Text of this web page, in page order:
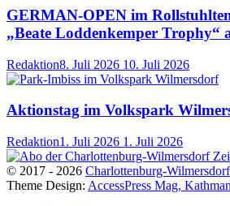
GERMAN-OPEN im
„Beate Loddenkemper Trophy“
Redaktion8. Juli 2026 10. Juli 2026
Aktionstag im Volkspark
Redaktion1. Juli 2026 1. Juli 2026
© 2017 - 2026 Charlottenburg-
Theme Design: AccessPress Mag,